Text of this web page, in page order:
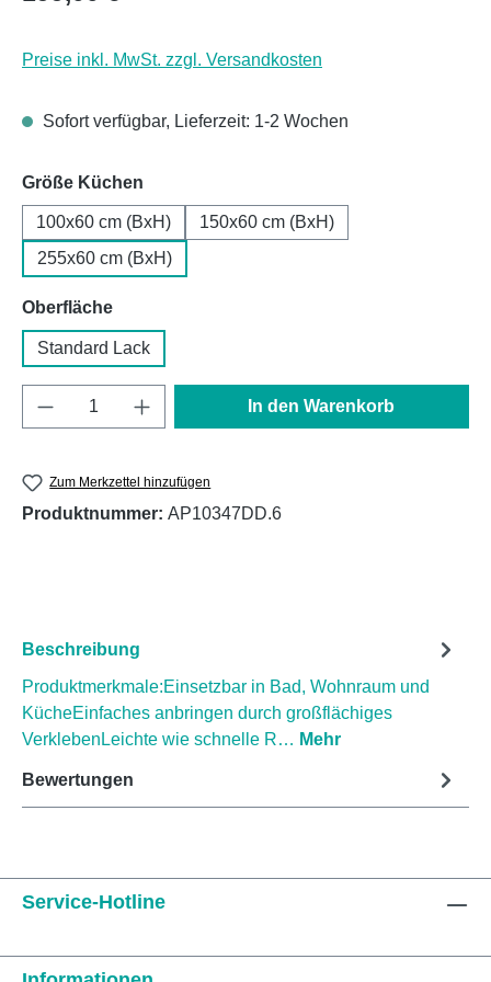
Preise inkl. MwSt. zzgl. Versandkosten
Sofort verfügbar, Lieferzeit: 1-2 Wochen
Größe Küchen
100x60 cm (BxH)
150x60 cm (BxH)
255x60 cm (BxH)
Oberflächeauswählen
Standard Lack
Produkt Anzahl: Gib den gewünschten
In den Warenkorb
Zum Merkzettel hinzufügen
Produktnummer: AP10347DD.6
Beschreibung
Produktmerkmale:Einsetzbar in Bad, Wohnraum und
KücheEinfaches anbringen durch großflächiges
VerklebenLeichte wie schnelle R… Mehr
Bewertungen
Service-Hotline